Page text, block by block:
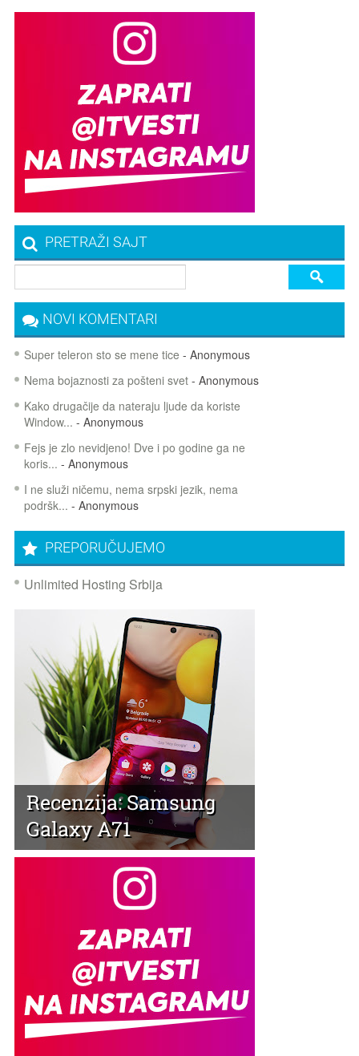
PRETRAŽI SAJT
NOVI KOMENTARI
Super teleron sto se mene tice - Anonymous
Nema bojaznosti za pošteni svet- Anonymous
Kako drugačije da nateraju ljude da koriste
Window... - Anonymous
Fejs je zlo nevidjeno! Dve i po godine ga ne
koris... - Anonymous
I ne služi ničemu, nema srpski jezik, nema
podršk... - Anonymous
PREPORUČUJEMO
Unlimited Hosting Srbija
Recenzija: Samsung
Galaxy A71